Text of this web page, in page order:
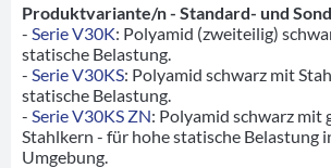
Produktvariante/n - Standard- und
- Serie V30K: Polyamid (zweiteilig)
statische Belastung.
- Serie V30KS: Polyamid schwarz mit
statische Belastung.
- Serie V30KS ZN: Polyamid schwarz mit
Stahlkern - für hohe statische Belastung
Umgebung.